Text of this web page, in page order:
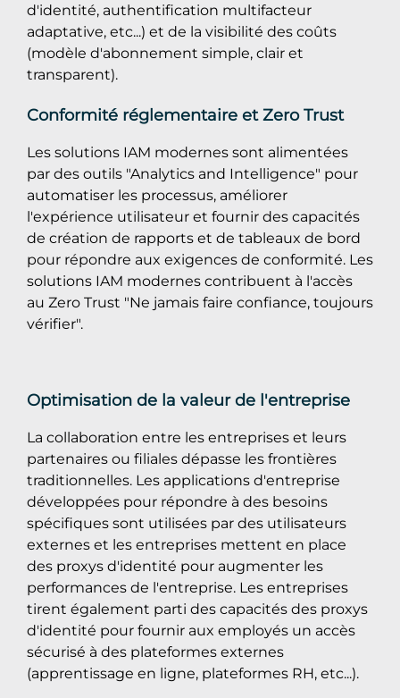
d'identité, authentification multifacteur
adaptative, etc...) et de la visibilité des coûts
(modèle d'abonnement simple, clair et
transparent).
Conformité réglementaire et Zero Trust
Les solutions IAM modernes sont alimentées
par des outils "Analytics and Intelligence" pour
automatiser les processus, améliorer
l'expérience utilisateur et fournir des capacités
de création de rapports et de tableaux de bord
pour répondre aux exigences de conformité. Les
solutions IAM modernes contribuent à l'accès
au Zero Trust "Ne jamais faire confiance, toujours
vérifier".
Optimisation de la valeur de l'entreprise
La collaboration entre les entreprises et leurs
partenaires ou filiales dépasse les frontières
traditionnelles. Les applications d'entreprise
développées pour répondre à des besoins
spécifiques sont utilisées par des utilisateurs
externes et les entreprises mettent en place
des proxys d'identité pour augmenter les
performances de l'entreprise. Les entreprises
tirent également parti des capacités des proxys
d'identité pour fournir aux employés un accès
sécurisé à des plateformes externes
(apprentissage en ligne, plateformes RH, etc...).